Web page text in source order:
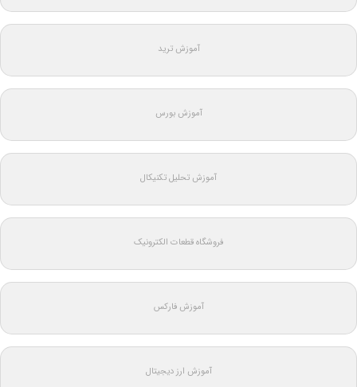
آموزش ترید
آموزش بورس
آموزش تحلیل تکنیکال
فروشگاه قطعات الکترونیک
آموزش فارکس
آموزش ارز دیجیتال